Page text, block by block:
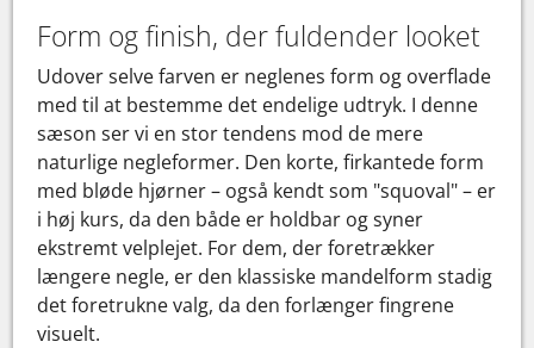
Form og finish, der fuldender looket
Udover selve farven er neglenes form og overflade
med til at bestemme det endelige udtryk. I denne
sæson ser vi en stor tendens mod de mere
naturlige negleformer. Den korte, firkantede form
med bløde hjørner – også kendt som "squoval" – er
i høj kurs, da den både er holdbar og syner
ekstremt velplejet. For dem, der foretrækker
længere negle, er den klassiske mandelform stadig
det foretrukne valg, da den forlænger fingrene
visuelt.